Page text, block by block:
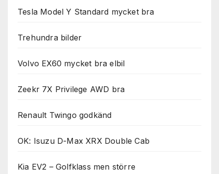
Tesla Model Y Standard mycket bra
Trehundra bilder
Volvo EX60 mycket bra elbil
Zeekr 7X Privilege AWD bra
Renault Twingo godkänd
OK: Isuzu D-Max XRX Double Cab
Kia EV2 – Golfklass men större
Dessa kakor
behövs för